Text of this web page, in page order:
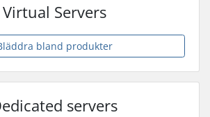
Virtual Servers
bland produkter
servers